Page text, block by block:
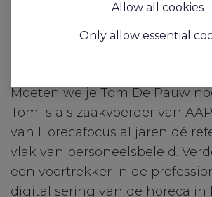
horecadier... en zijn visie
Moeten we je Tom De Pauw
Tom is als zaakvoerder van
van Horecafocus al jaren dé
vlak van personeelsbeleid.
een voortrekker in de
digitalisering van de horeca in
Allow all cookies
Only allow essential